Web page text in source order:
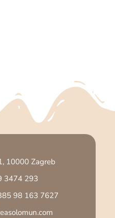
10000 Zagreb
3474 293
98 163 7627